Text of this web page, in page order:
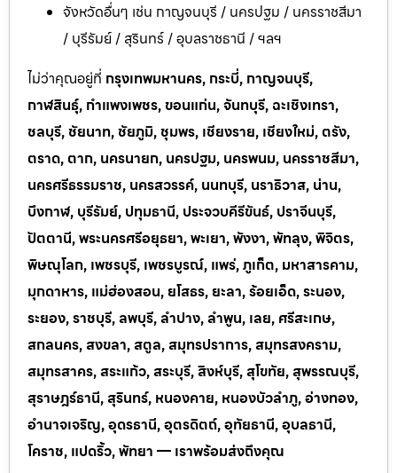
จังหวัดอื่นๆ เช่น กาญจนบุรี / นครปฐม / นครราชสีมา
/ บุรีรัมย์ / สุรินทร์ / อุบลราชธานี / ฯลฯ
ไม่ว่าคุณอยู่ที่ กรุงเทพมหานคร, กระบี่, กาญจนบุรี,
กาฬสินธุ์, กำแพงเพชร, ขอนแก่น, จันทบุรี, ฉะเชิงเทรา,
ชลบุรี, ชัยนาท, ชัยภูมิ, ชุมพร, เชียงราย, เชียงใหม่, ตรัง,
ตราด, ตาก, นครนายก, นครปฐม, นครพนม, นครราชสีมา,
นครศรีธรรมราช, นครสวรรค์, นนทบุรี, นราธิวาส, น่าน,
บึงกาฬ, บุรีรัมย์, ปทุมธานี, ประจวบคีรีขันธ์, ปราจีนบุรี,
ปัตตานี, พระนครศรีอยุธยา, พะเยา, พังงา, พัทลุง, พิจิตร,
พิษณุโลก, เพชรบุรี, เพชรบูรณ์, แพร่, ภูเก็ต, มหาสารคาม,
มุกดาหาร, แม่ฮ่องสอน, ยโสธร, ยะลา, ร้อยเอ็ด, ระนอง,
ระยอง, ราชบุรี, ลพบุรี, ลำปาง, ลำพูน, เลย, ศรีสะเกษ,
สกลนคร, สงขลา, สตูล, สมุทรปราการ, สมุทรสงคราม,
สมุทรสาคร, สระแก้ว, สระบุรี, สิงห์บุรี, สุโขทัย, สุพรรณบุรี,
สุราษฎร์ธานี, สุรินทร์, หนองคาย, หนองบัวลำภู, อ่างทอง,
อำนาจเจริญ, อุดรธานี, อุตรดิตถ์, อุทัยธานี, อุบลธานี,
โคราช, แปดริ้ว, พัทยา — เราพร้อมส่งถึงคุณ